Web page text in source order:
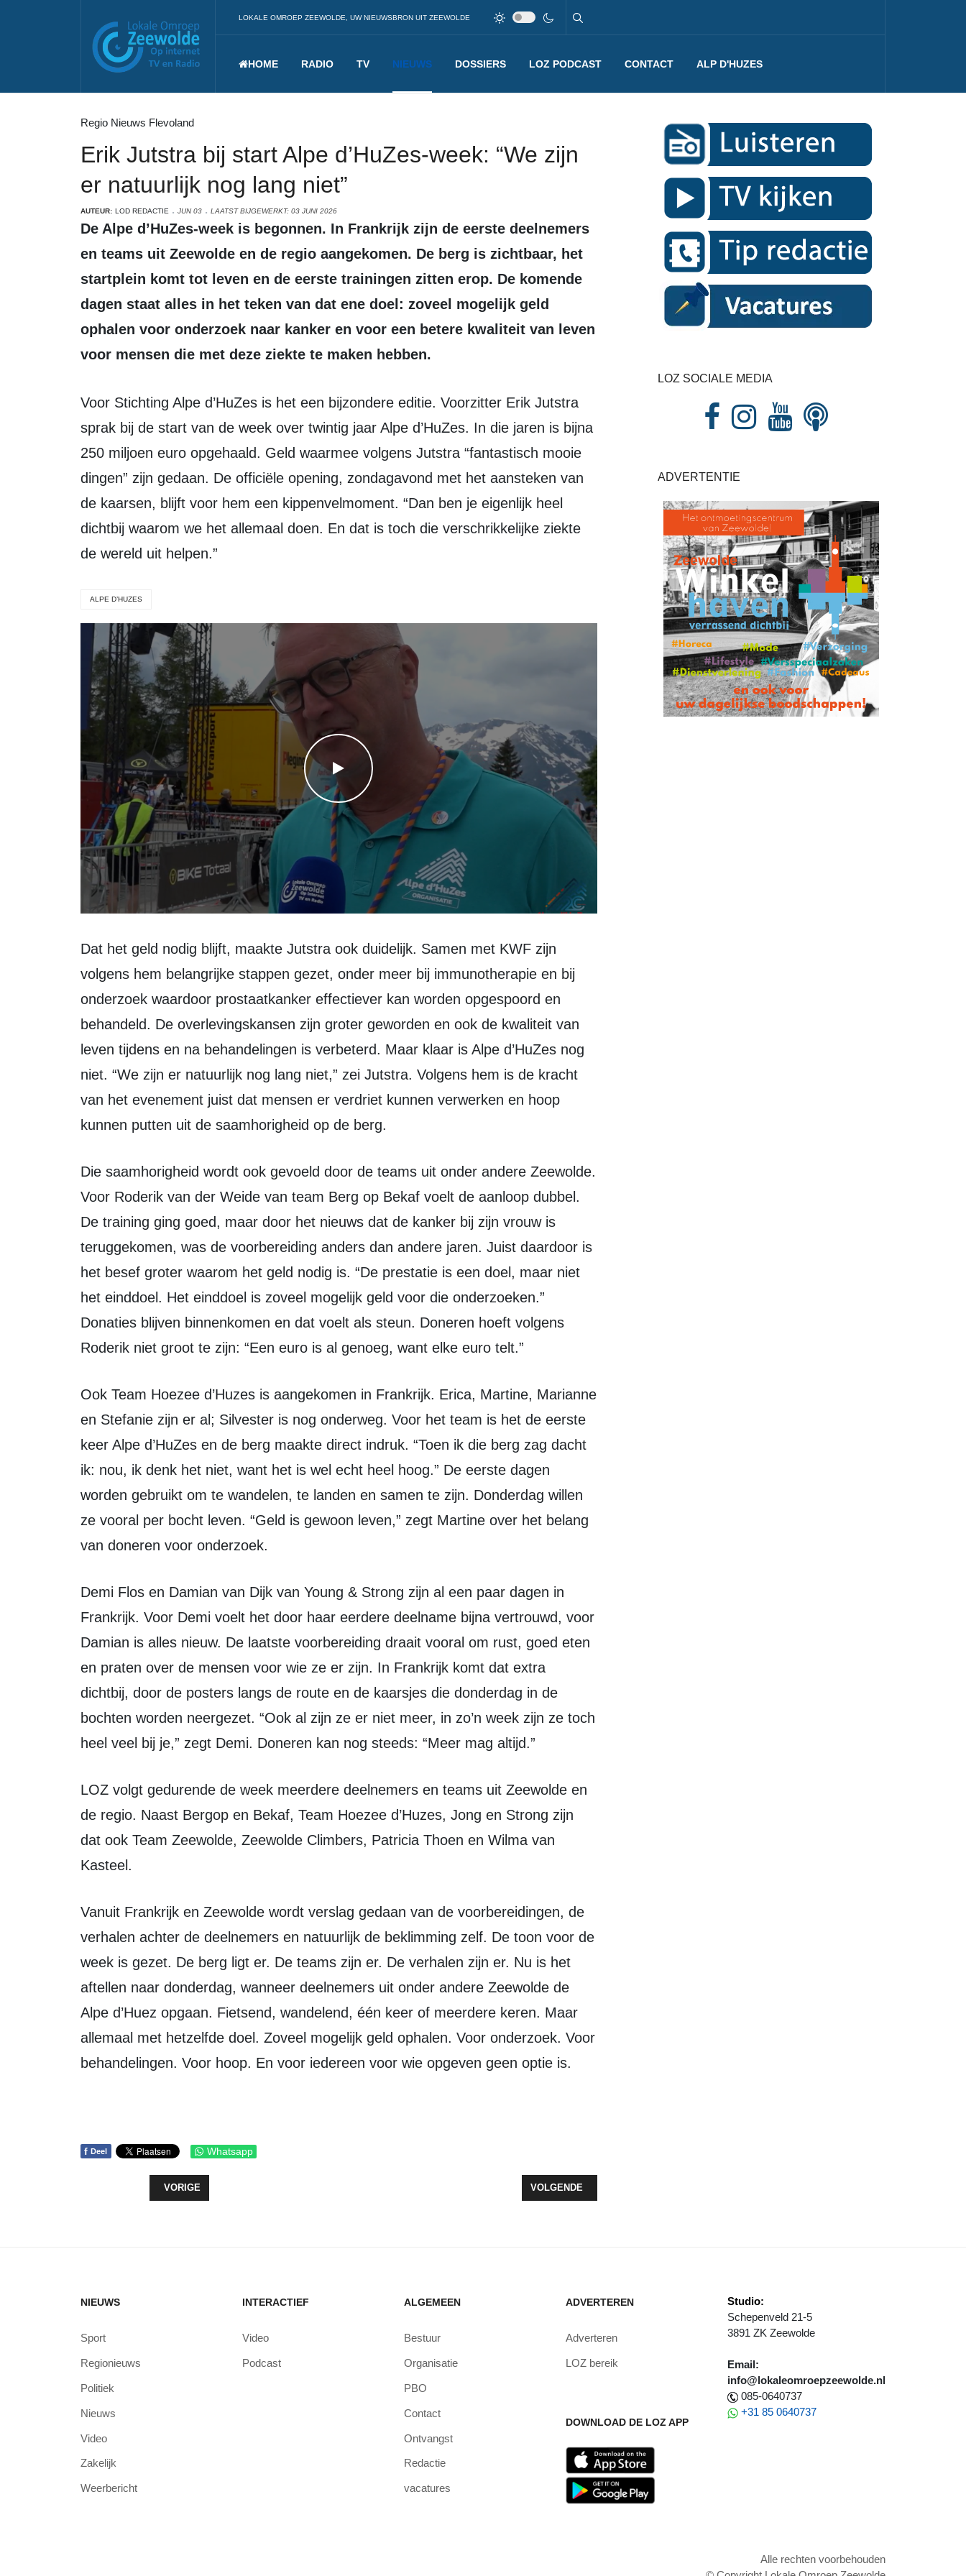
LOKALE OMROEP ZEEWOLDE, UW NIEUWSBRON UIT ZEEWOLDE
HOME RADIO TV NIEUWS DOSSIERS LOZ PODCAST CONTACT ALP D'HUZES
Regio Nieuws Flevoland
Erik Jutstra bij start Alpe d’HuZes-week: “We zijn
er natuurlijk nog lang niet”
AUTEUR: LOD REDACTIE JUN 03 LAATST BIJGEWERKT: 03 JUNI 2026
De Alpe d’HuZes-week is begonnen. In Frankrijk zijn de eerste deelnemers
en teams uit Zeewolde en de regio aangekomen. De berg is zichtbaar, het
startplein komt tot leven en de eerste trainingen zitten erop. De komende
dagen staat alles in het teken van dat ene doel: zoveel mogelijk geld
ophalen voor onderzoek naar kanker en voor een betere kwaliteit van leven
voor mensen die met deze ziekte te maken hebben.
Voor Stichting Alpe d’HuZes is het een bijzondere editie. Voorzitter Erik Jutstra
sprak bij de start van de week over twintig jaar Alpe d’HuZes. In die jaren is bijna
250 miljoen euro opgehaald. Geld waarmee volgens Jutstra “fantastisch mooie
dingen” zijn gedaan. De officiële opening, zondagavond met het aansteken van
de kaarsen, blijft voor hem een kippenvelmoment. “Dan ben je eigenlijk heel
dichtbij waarom we het allemaal doen. En dat is toch die verschrikkelijke ziekte
de wereld uit helpen.”
ALPE D’HUZES
WATCH THE VIDEO
Dat het geld nodig blijft, maakte Jutstra ook duidelijk. Samen met KWF zijn
volgens hem belangrijke stappen gezet, onder meer bij immunotherapie en bij
onderzoek waardoor prostaatkanker effectiever kan worden opgespoord en
behandeld. De overlevingskansen zijn groter geworden en ook de kwaliteit van
leven tijdens en na behandelingen is verbeterd. Maar klaar is Alpe d’HuZes nog
niet. “We zijn er natuurlijk nog lang niet,” zei Jutstra. Volgens hem is de kracht
van het evenement juist dat mensen er verdriet kunnen verwerken en hoop
kunnen putten uit de saamhorigheid op de berg.
Die saamhorigheid wordt ook gevoeld door de teams uit onder andere Zeewolde.
Voor Roderik van der Weide van team Berg op Bekaf voelt de aanloop dubbel.
De training ging goed, maar door het nieuws dat de kanker bij zijn vrouw is
teruggekomen, was de voorbereiding anders dan andere jaren. Juist daardoor is
het besef groter waarom het geld nodig is. “De prestatie is een doel, maar niet
het einddoel. Het einddoel is zoveel mogelijk geld voor die onderzoeken.”
Donaties blijven binnenkomen en dat voelt als steun. Doneren hoeft volgens
Roderik niet groot te zijn: “Een euro is al genoeg, want elke euro telt.”
Ook Team Hoezee d’Huzes is aangekomen in Frankrijk. Erica, Martine, Marianne
en Stefanie zijn er al; Silvester is nog onderweg. Voor het team is het de eerste
keer Alpe d’HuZes en de berg maakte direct indruk. “Toen ik die berg zag dacht
ik: nou, ik denk het niet, want het is wel echt heel hoog.” De eerste dagen
worden gebruikt om te wandelen, te landen en samen te zijn. Donderdag willen
ze vooral per bocht leven. “Geld is gewoon leven,” zegt Martine over het belang
van doneren voor onderzoek.
Demi Flos en Damian van Dijk van Young & Strong zijn al een paar dagen in
Frankrijk. Voor Demi voelt het door haar eerdere deelname bijna vertrouwd, voor
Damian is alles nieuw. De laatste voorbereiding draait vooral om rust, goed eten
en praten over de mensen voor wie ze er zijn. In Frankrijk komt dat extra
dichtbij, door de posters langs de route en de kaarsjes die donderdag in de
bochten worden neergezet. “Ook al zijn ze er niet meer, in zo’n week zijn ze toch
heel veel bij je,” zegt Demi. Doneren kan nog steeds: “Meer mag altijd.”
LOZ volgt gedurende de week meerdere deelnemers en teams uit Zeewolde en
de regio. Naast Bergop en Bekaf, Team Hoezee d’Huzes, Jong en Strong zijn
dat ook Team Zeewolde, Zeewolde Climbers, Patricia Thoen en Wilma van
Kasteel.
Vanuit Frankrijk en Zeewolde wordt verslag gedaan van de voorbereidingen, de
verhalen achter de deelnemers en natuurlijk de beklimming zelf. De toon voor de
week is gezet. De berg ligt er. De teams zijn er. De verhalen zijn er. Nu is het
aftellen naar donderdag, wanneer deelnemers uit onder andere Zeewolde de
Alpe d’Huez opgaan. Fietsend, wandelend, één keer of meerdere keren. Maar
allemaal met hetzelfde doel. Zoveel mogelijk geld ophalen. Voor onderzoek. Voor
behandelingen. Voor hoop. En voor iedereen voor wie opgeven geen optie is.
f Deel Whatsapp
VORIG ARTIKEL: OPEN DAG BIJ NATURISTENTERREIN DE VRIJGAARD: KENNISMAKEN MET NATURISME, NATUUR EN VERENIGING
VORIGE VOLGENDE ARTIKEL: BIG CHALLENGE MAAKT TUSSENSTAND VAN RUIM 1,2 MILJOEN EURO
VOLGENDE
LOZ SOCIALE MEDIA
ADVERTENTIE
NIEUWS
Sport
Regionieuws
Politiek
Nieuws
Video
Zakelijk
Weerbericht
INTERACTIEF
Video
Podcast
ALGEMEEN
Bestuur
Organisatie
PBO
Contact
Ontvangst
Redactie
vacatures
ADVERTEREN
Adverteren
LOZ bereik
DOWNLOAD DE LOZ APP
Studio:
Schepenveld 21-5
3891 ZK Zeewolde
Email:
info@lokaleomroepzeewolde.nl
085-0640737
+31 85 0640737
Alle rechten voorbehouden